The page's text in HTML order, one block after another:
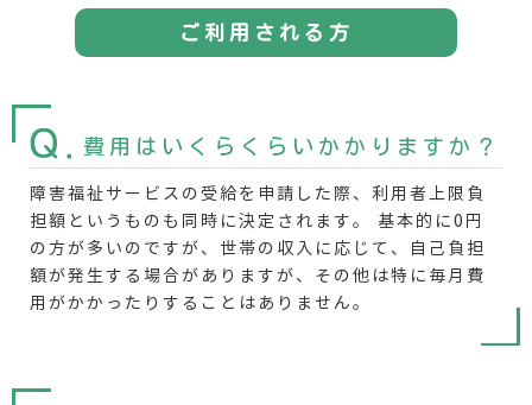
ご利用される方
費用はいくらくらいかかりますか ？
障害福祉サービスの受給を申請した際、利用者上限負
担額というものも同時に決定されます。 基本的に0円
の方が多いのですが、世帯の収入に応じて、自己負担
額が発生する場合がありますが、その他は特に毎月費
用がかかったりすることはありません。